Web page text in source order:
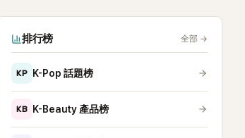
排行榜 全部 →
KP K-Pop 話題榜
KB K-Beauty 產品榜